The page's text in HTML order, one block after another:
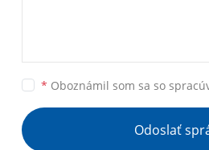
* Oboznámil som sa so
Odoslať